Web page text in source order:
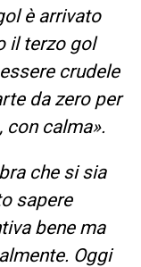
è arrivato
il terzo gol
crudele
da zero per
con calma».
che si sia
sapere
bene ma
Oggi